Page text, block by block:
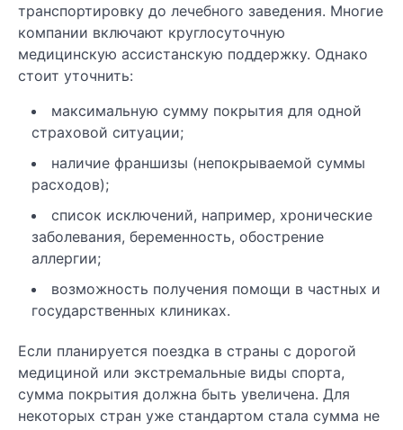
транспортировку до лечебного заведения. Многие
компании включают круглосуточную
медицинскую ассистанскую поддержку. Однако
стоит уточнить:
максимальную сумму покрытия для одной
страховой ситуации;
наличие франшизы (непокрываемой суммы
расходов);
список исключений, например, хронические
заболевания, беременность, обострение
аллергии;
возможность получения помощи в частных и
государственных клиниках.
Если планируется поездка в страны с дорогой
медициной или экстремальные виды спорта,
сумма покрытия должна быть увеличена. Для
некоторых стран уже стандартом стала сумма не